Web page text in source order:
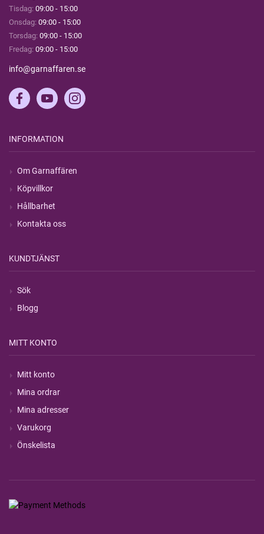
Tisdag: 09:00 - 15:00
Onsdag: 09:00 - 15:00
Torsdag: 09:00 - 15:00
Fredag: 09:00 - 15:00
info@garnaffaren.se
INFORMATION
Om Garnaffären
Köpvillkor
Hållbarhet
Kontakta oss
KUNDTJÄNST
Sök
Blogg
MITT KONTO
Mitt konto
Mina ordrar
Mina adresser
Varukorg
Önskelista